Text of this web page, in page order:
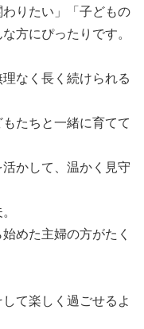
）
わりたい」「子どもの
方にぴったりです。
なく長く続けられる
たちと一緒に育てて
活かして、温かく見守
めた主婦の方がたく
て楽しく過ごせるよ